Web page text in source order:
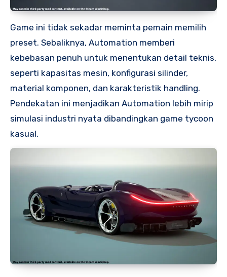
Game ini tidak sekadar meminta pemain memilih
preset. Sebaliknya, Automation memberi
kebebasan penuh untuk menentukan detail teknis,
seperti kapasitas mesin, konfigurasi silinder,
material komponen, dan karakteristik handling.
Pendekatan ini menjadikan Automation lebih mirip
simulasi industri nyata dibandingkan game tycoon
kasual.